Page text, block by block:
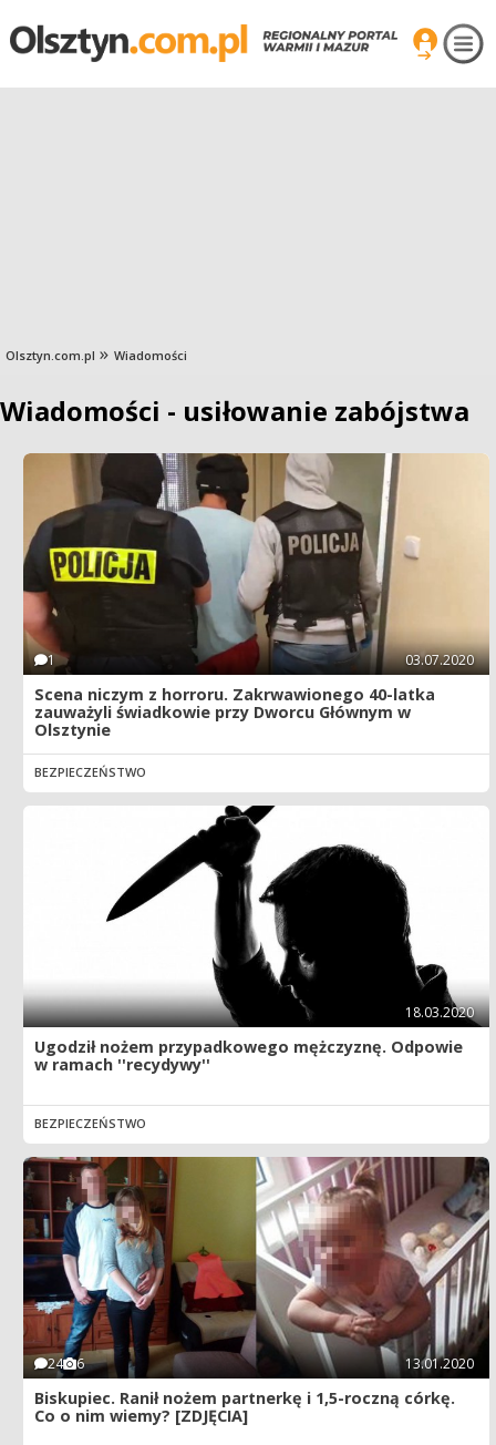
Olsztyn.com.pl Wiadomości
Wiadomości - usiłowanie zabójstwa
1 03.07.2020
Scena niczym z horroru. Zakrwawionego 40-latka
zauważyli świadkowie przy Dworcu Głównym w
Olsztynie
BEZPIECZEŃSTWO
18.03.2020
Ugodził nożem przypadkowego mężczyznę. Odpowie
w ramach ''recydywy''
BEZPIECZEŃSTWO
24 6 13.01.2020
Biskupiec. Ranił nożem partnerkę i 1,5-roczną córkę.
Co o nim wiemy? [ZDJĘCIA]